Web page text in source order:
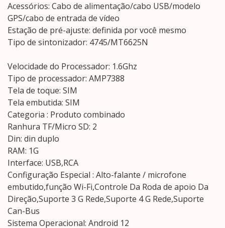
Acessórios: Cabo de alimentação/cabo USB/modelo
GPS/cabo de entrada de vídeo
Estação de pré-ajuste: definida por você mesmo
Tipo de sintonizador: 4745/MT6625N
Velocidade do Processador: 1.6Ghz
Tipo de processador: AMP7388
Tela de toque: SIM
Tela embutida: SIM
Categoria : Produto combinado
Ranhura TF/Micro SD: 2
Din: din duplo
RAM: 1G
Interface: USB,RCA
Configuração Especial : Alto-falante / microfone
embutido,função Wi-Fi,Controle Da Roda de apoio Da
Direção,Suporte 3 G Rede,Suporte 4 G Rede,Suporte
Can-Bus
Sistema Operacional: Android 12